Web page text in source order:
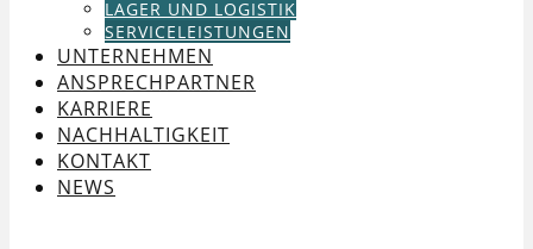
LAGER UND LOGISTIK
SERVICELEISTUNGEN
UNTERNEHMEN
ANSPRECHPARTNER
KARRIERE
NACHHALTIGKEIT
KONTAKT
NEWS